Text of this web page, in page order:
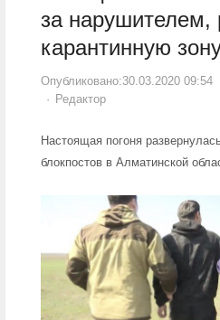
за нарушителем,
карантинную
Опубликовано:30.03.2020 09:54
Author
Редактор
Настоящая погоня
блокпостов в Алматинской